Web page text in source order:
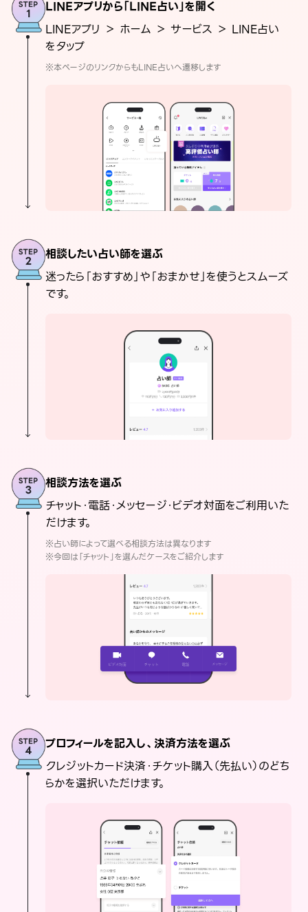
LINEアプリから「LINE占い」を開く
LINEアプリ ＞ ホーム ＞ サービス ＞ LINE占い
をタップ
※本ページのリンクからもLINE占いへ遷移します
相談したい占い師を選ぶ
迷ったら「おすすめ」や「おまかせ」を使うとスムーズ
です。
相談方法を選ぶ
チャット・電話・メッセージ・ビデオ対面をご利用いた
だけます。
※占い師によって選べる相談方法は異なります
※今回は「チャット」を選んだケースをご紹介します
プロフィールを記入し、決済方法を選ぶ
クレジットカード決済・チケット購入（先払い）のどち
らかを選択いただけます。